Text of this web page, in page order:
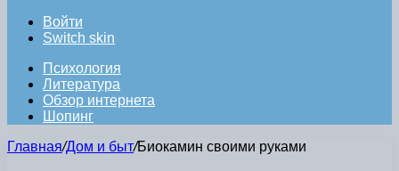
Войти
Switch skin
Психология
Литература
Обзор интернета
Шопинг
Главная/Дом и быт/Биокамин своими руками